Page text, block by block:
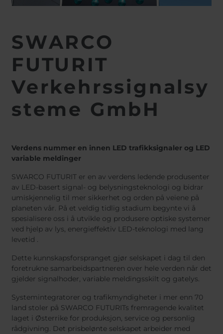
SWARCO
FUTURIT
Verkehrssignalsy
steme GmbH
Verdens nummer en innen LED trafikksignaler og LED
variable meldinger
SWARCO FUTURIT er en av verdens ledende produsenter
av LED-basert signal- og belysningsteknologi og bidrar
umiskjennelig til mer sikkerhet og orden på veiene på
planeten vår. På et veldig tidlig stadium begynte vi å
spesialisere oss i å utvikle og produsere optiske systemer
ved hjelp av lys, energieffektiv LED-teknologi med lang
levetid .
Dette kunnskapsforspranget gjør selskapet i dag til den
foretrukne samarbeidspartneren over hele verden når det
gjelder signalhoder, variable meldingsskilt og gatelys.
Systemintegratorer og trafikmyndigheter i mer enn 70
land stoler på SWARCO FUTURITs fremragende kvalitet
laget i Østerrike for produksjon, service og personlig
rådgivning. Det prisbelønte selskapet arbeider med